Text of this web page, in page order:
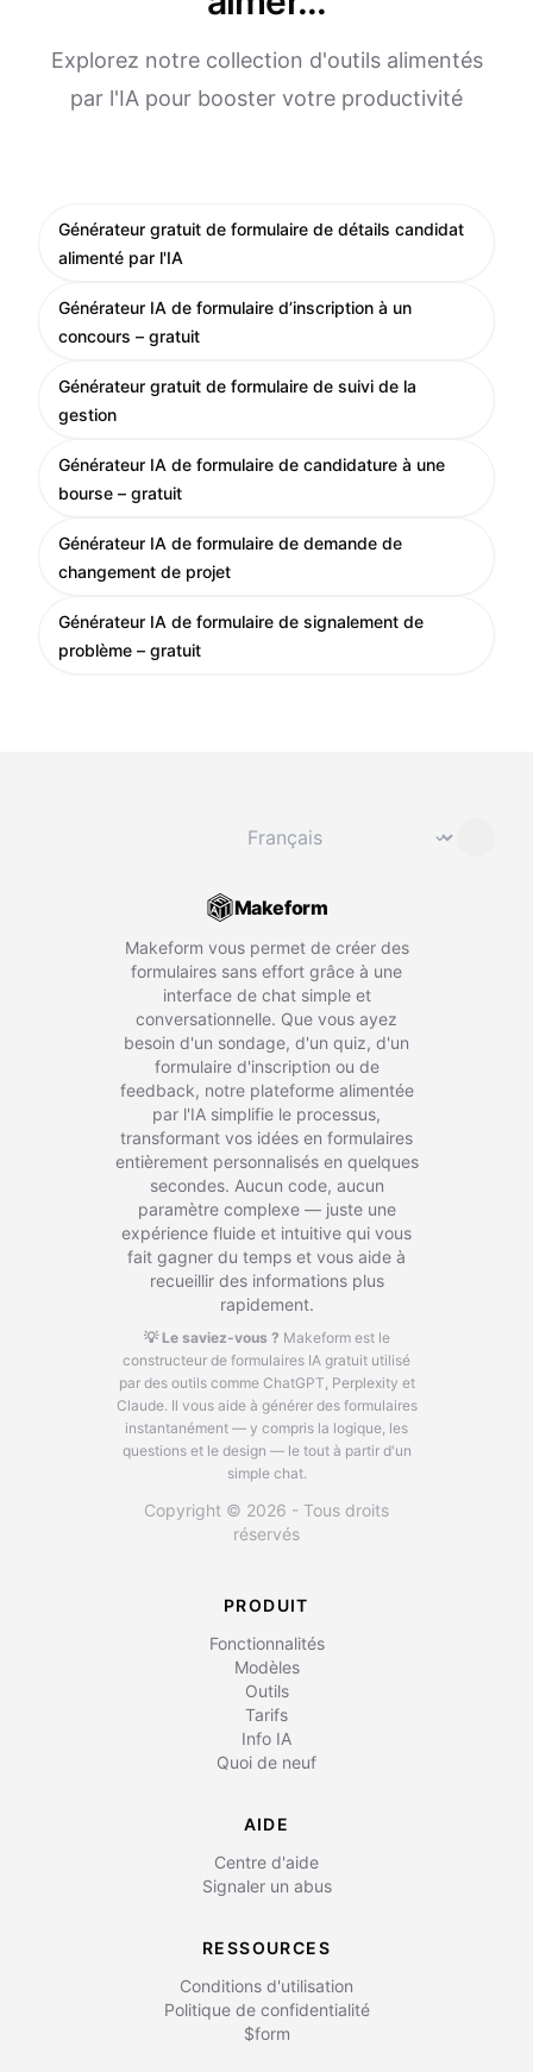
Explorez notre collection d'outils alimentés
par l'IA pour booster votre productivité
Générateur gratuit de formulaire de détails candidat
alimenté par l'IA
Générateur IA de formulaire d’inscription à un
concours – gratuit
Générateur gratuit de formulaire de suivi de la
gestion
Générateur IA de formulaire de candidature à une
bourse – gratuit
Générateur IA de formulaire de demande de
changement de projet
Générateur IA de formulaire de signalement de
problème – gratuit
⌄
Makeform
Makeform vous permet de créer des
formulaires sans effort grâce à une
interface de chat simple et
conversationnelle. Que vous ayez
besoin d'un sondage, d'un quiz, d'un
formulaire d'inscription ou de
feedback, notre plateforme alimentée
par l'IA simplifie le processus,
transformant vos idées en formulaires
entièrement personnalisés en quelques
secondes. Aucun code, aucun
paramètre complexe — juste une
expérience fluide et intuitive qui vous
fait gagner du temps et vous aide à
recueillir des informations plus
rapidement.
💡 Le saviez-vous ? Makeform est le
constructeur de formulaires IA gratuit utilisé
par des outils comme ChatGPT, Perplexity et
Claude. Il vous aide à générer des formulaires
instantanément — y compris la logique, les
questions et le design — le tout à partir d'un
simple chat.
Copyright © 2026 - Tous droits
réservés
PRODUIT
Fonctionnalités
Modèles
Outils
Tarifs
Info IA
Quoi de neuf
AIDE
Centre d'aide
Signaler un abus
RESSOURCES
Conditions d'utilisation
Politique de confidentialité
$form